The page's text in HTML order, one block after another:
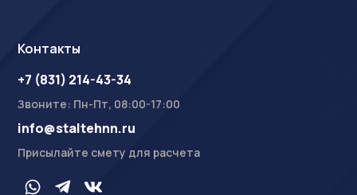
Контакты
+7 (831) 214-43-34
Звоните: Пн-Пт, 08:00-17:00
info@staltehnn.ru
Присылайте смету для расчета